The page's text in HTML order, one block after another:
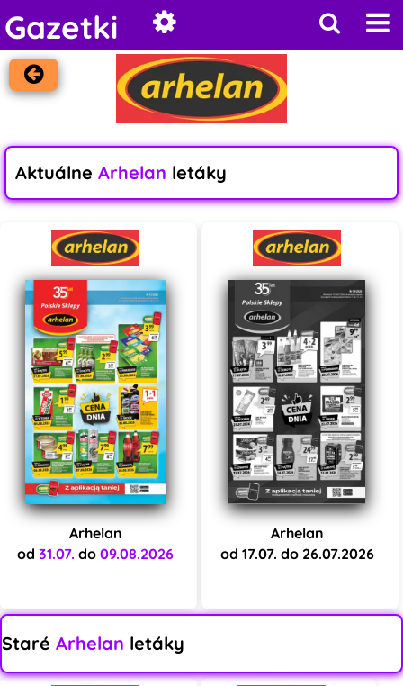
Gazetki
Aktuálne Arhelan letáky
Arhelan
od 31.07. do 09.08.2026
Arhelan
od 17.07. do 26.07.2026
Staré Arhelan letáky